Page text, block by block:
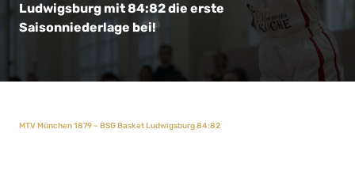
Ludwigsburg mit 84:82 die erste
Saisonniederlage bei!
MTV München 1879 – BSG Basket Ludwigsburg 84:82